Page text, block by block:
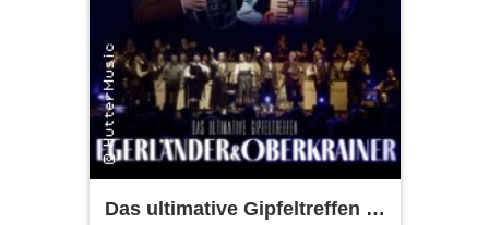
Das ultimative Gipfeltreffen /